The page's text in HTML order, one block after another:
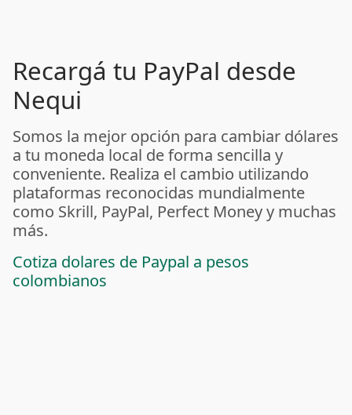
Recargá tu PayPal desde
Nequi
Somos la mejor opción para cambiar dólares
a tu moneda local de forma sencilla y
conveniente. Realiza el cambio utilizando
plataformas reconocidas mundialmente
como Skrill, PayPal, Perfect Money y muchas
más.
Cotiza dolares de Paypal a pesos
colombianos